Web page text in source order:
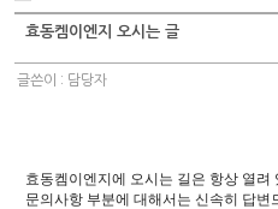
효동켐이엔지 오시는 글
글쓴이 : 담당자
효동켐이엔지에 오시는 길은 항상 열려
문의사항 부분에 대해서는 신속히 답변